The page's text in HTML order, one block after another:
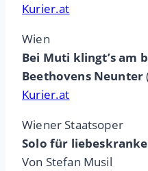
Kurier.at
Wien
Bei Muti klingt’s am
Beethovens Neunter
Kurier.at
Wiener Staatsoper
Solo für
Von Stefan Musil